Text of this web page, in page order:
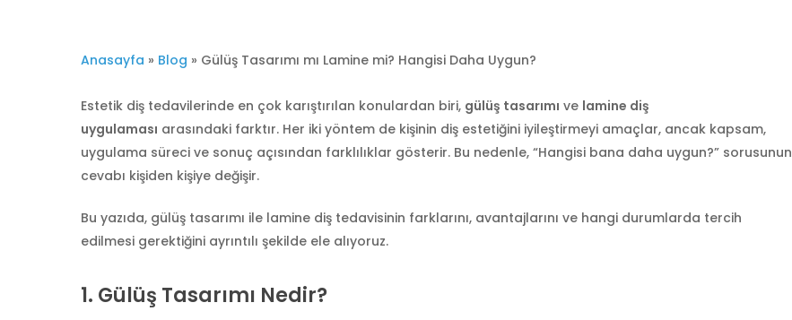
Anasayfa » Blog » Gülüş Tasarımı mı Lamine mi? Hangisi Daha Uygun?
Estetik diş tedavilerinde en çok karıştırılan konulardan biri, gülüş tasarımı ve lamine diş
uygulaması arasındaki farktır. Her iki yöntem de kişinin diş estetiğini iyileştirmeyi amaçlar, ancak kapsam,
uygulama süreci ve sonuç açısından farklılıklar gösterir. Bu nedenle, “Hangisi bana daha uygun?” sorusunun
cevabı kişiden kişiye değişir.
Bu yazıda, gülüş tasarımı ile lamine diş tedavisinin farklarını, avantajlarını ve hangi durumlarda tercih
edilmesi gerektiğini ayrıntılı şekilde ele alıyoruz.
1. Gülüş Tasarımı Nedir?